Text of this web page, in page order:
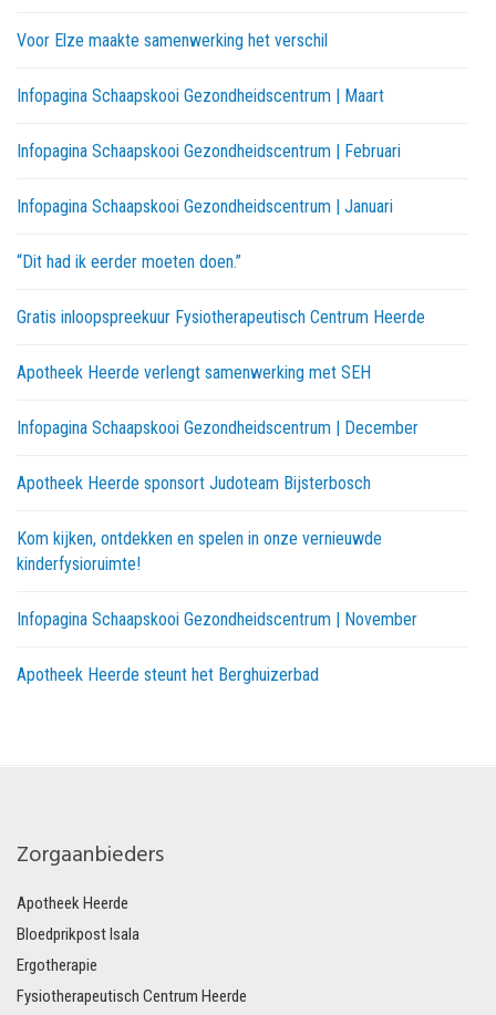
Voor Elze maakte samenwerking het verschil
Infopagina Schaapskooi Gezondheidscentrum | Maart
Infopagina Schaapskooi Gezondheidscentrum | Februari
Infopagina Schaapskooi Gezondheidscentrum | Januari
“Dit had ik eerder moeten doen.”
Gratis inloopspreekuur Fysiotherapeutisch Centrum Heerde
Apotheek Heerde verlengt samenwerking met SEH
Infopagina Schaapskooi Gezondheidscentrum | December
Apotheek Heerde sponsort Judoteam Bijsterbosch
Kom kijken, ontdekken en spelen in onze vernieuwde
kinderfysioruimte!
Infopagina Schaapskooi Gezondheidscentrum | November
Apotheek Heerde steunt het Berghuizerbad
Zorgaanbieders
Apotheek Heerde
Bloedprikpost Isala
Ergotherapie
Fysiotherapeutisch Centrum Heerde